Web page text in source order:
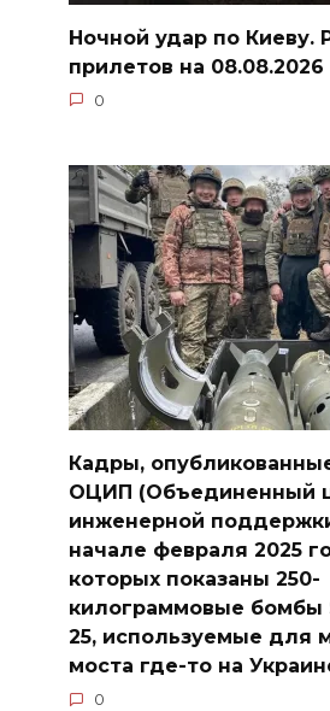
Ночной удар по Киеву.
прилетов на 08.08.2026
0
Кадры,
ОЦИП (Объединенный
инженерной
начале февраля 2025
которых показаны 250-
килограммовые бомбы
25, используемые для
моста где-то на
0